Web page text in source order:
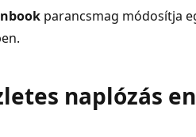
parancsmag módosítja
naplózás